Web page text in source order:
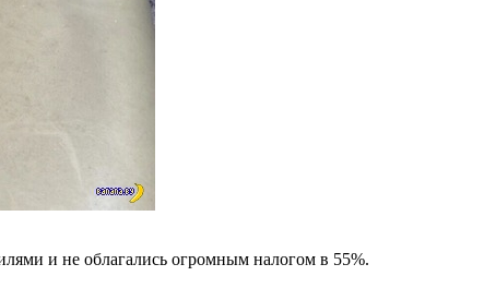
и не облагались огромным налогом в 55%.